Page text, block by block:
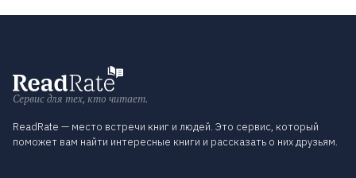
Сервис для тех, кто читает.
ReadRate — место встречи книг и людей. Это сервис, который
поможет вам найти интересные книги и рассказать о них друзьям.